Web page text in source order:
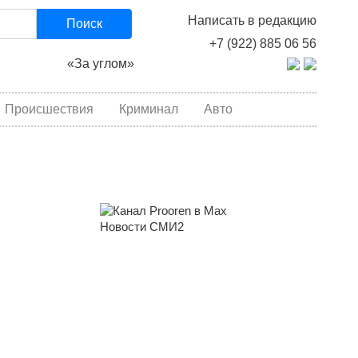
Написать в редакцию
+7 (922) 885 06 56
Поиск
«За углом»
Происшествия Криминал Авто
Новости СМИ2